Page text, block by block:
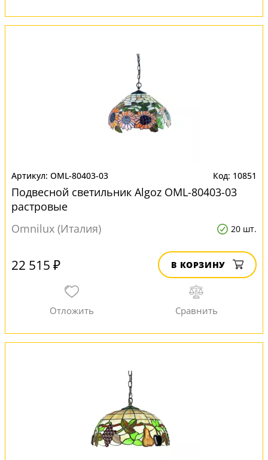
OML-80403-03 10851
Подвесной светильник Algoz OML-80403-03
растровые
Omnilux (Италия)
20 шт.
22 515 ₽ В КОРЗИНУ